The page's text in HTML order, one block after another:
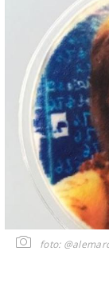
foto: